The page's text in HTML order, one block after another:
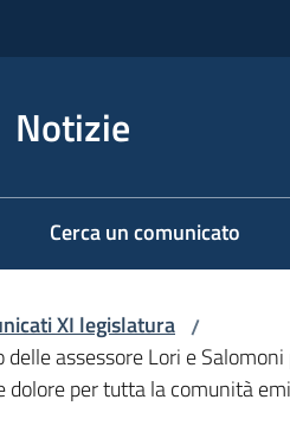
Notizie
Cerca un comunicato
XI legislatura /
assessore Lori e
dolore per tutta la comunità